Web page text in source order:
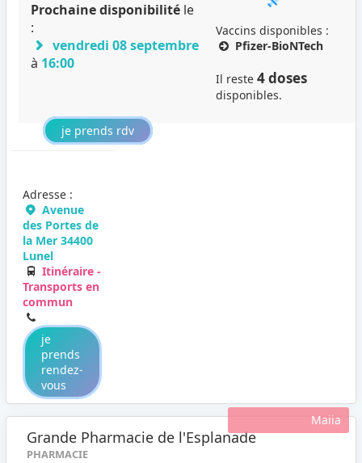
Prochaine disponibilité le
:
vendredi 08 septembre
à 16:00
Vaccins disponibles :
Pfizer-BioNTech
Il reste4 doses
disponibles.
je prends rdv
Adresse :
Avenue
des Portes de
la Mer 34400
Lunel
Itinéraire -
Transports en
commun
je
prends
rendez-
vous
Maiia
Grande Pharmacie de l'Esplanade
PHARMACIE